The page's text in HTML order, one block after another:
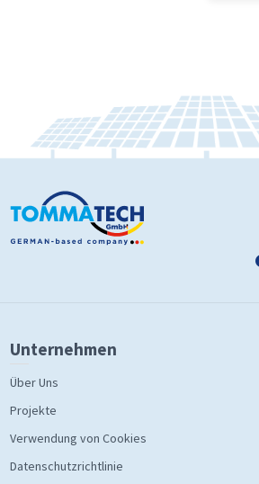
Unternehmen
Über Uns
Projekte
Verwendung von Cookies
Datenschutzrichtlinie